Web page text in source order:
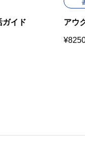
イド アウ
¥